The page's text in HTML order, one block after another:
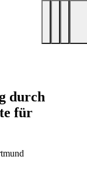
durch
für